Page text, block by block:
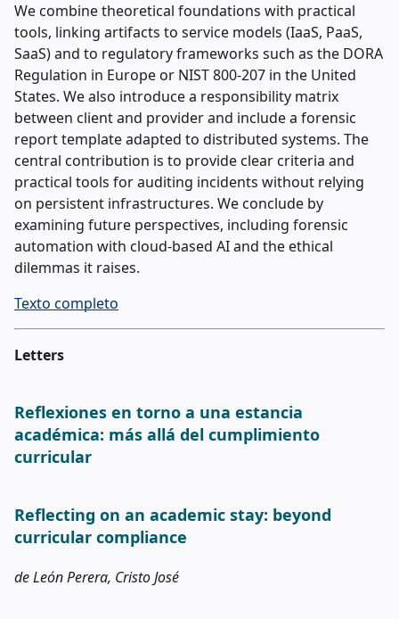
We combine theoretical foundations with practical
tools, linking artifacts to service models (IaaS, PaaS,
SaaS) and to regulatory frameworks such as the DORA
Regulation in Europe or NIST 800-207 in the United
States. We also introduce a responsibility matrix
between client and provider and include a forensic
report template adapted to distributed systems. The
central contribution is to provide clear criteria and
practical tools for auditing incidents without relying
on persistent infrastructures. We conclude by
examining future perspectives, including forensic
automation with cloud-based AI and the ethical
dilemmas it raises.
Texto completo
Letters
Reflexiones en torno a una estancia
académica: más allá del cumplimiento
curricular
Reflecting on an academic stay: beyond
curricular compliance
de León Perera, Cristo José